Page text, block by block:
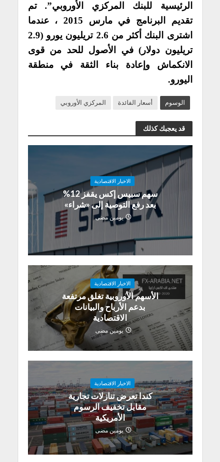
الرئيسية للبنك المركزي الأوروبي”. تم
تقديم البرنامج في مارس 2015 ، عندما
اشترى البنك أكثر من 2.6 تريليون يورو (2.9
تريليون دولار) في الأصول للحد من قوى
الانكماش وإعادة بناء الثقة في منطقة
اليورو.
الوسوم أسعار الفائدة المركزي الأوروبي
قد يعجبك كذلك
الاخبار الاقتصادية
سهم سبيس إكس يقفز 12%
بعد رفع التوصية إلى «شراء»
يومين مضى
الاخبار الاقتصادية
الأسهم الأوروبية تغلق مرتفعة
بدعم الأرباح والبيانات
الاقتصادية
يومين مضى
الاخبار الاقتصادية
كندا تعرض تنازلات تجارية
مقابل تخفيف الرسوم
الأمريكية
يومين مضى